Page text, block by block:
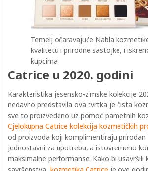
Temelj očaravajuće Nabla
kvalitetu i prirodne sastojke, i
kupcima
Catrice u 2020. godini
Karakteristika jesensko-zimske kolekcije
nedavno predstavila ova tvrtka je čista
sve to proizvedeno uz pomoć pametnih
Cjelokupna Catrice kolekcija kozmetičkih
od proizvoda koji komplimentiraju prirodan
jednostavni za upotrebu, a istovremeno
maksimalne performanse. Kako bi usavršili